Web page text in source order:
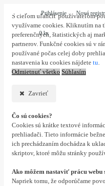
S cieľom uľahčiť používateľom
využívame cookies. Kliknutím na
preferenčných, štatistických aj
partnerov. Funkčné cookies sú v
používané počas celej doby
nastavenia ku cookies nájdete tu.
Odmietnuť všetko Súhlasím
Zavrieť
Čo sú cookies?
Cookies sú krátke textové
prehliadači. Tieto informácie
ich prechádzaním dochádza k
skriptov, ktoré môžu stránky
Ako môžem nastaviť prácu webu
Napriek tomu, že odporúčame
Prihlásenie Nová
0 ks